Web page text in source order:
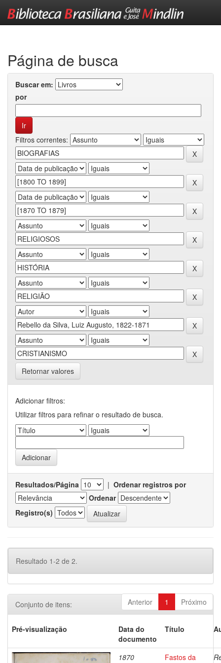
Página de busca
Buscar em:
por
Filtros correntes:
Retornar valores
Adicionar filtros:
Utilizar filtros para refinar o resultado de busca.
Resultados/Página | Ordenar registros por
Ordenar
Registro(s)
Resultado 1-2 de 2.
Anterior 1 Próximo
Conjunto de itens:
Pré-visualização
Data do
documento
Título
1870
Fastos da